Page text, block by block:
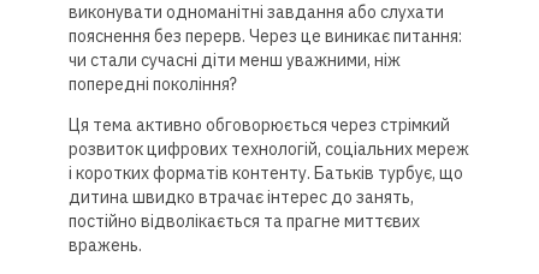
виконувати одноманітні завдання або слухати
пояснення без перерв. Через це виникає питання:
чи стали сучасні діти менш уважними, ніж
попередні покоління?
Ця тема активно обговорюється через стрімкий
розвиток цифрових технологій, соціальних мереж
і коротких форматів контенту. Батьків турбує, що
дитина швидко втрачає інтерес до занять,
постійно відволікається та прагне миттєвих
вражень.